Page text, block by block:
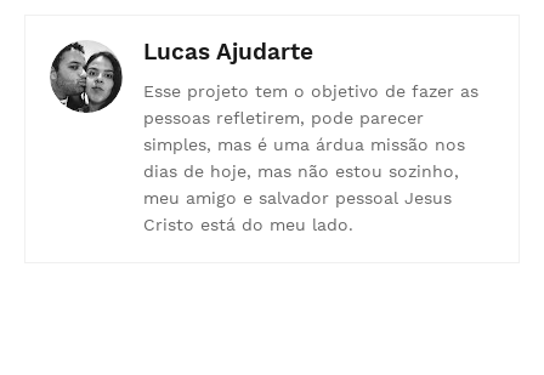
Lucas Ajudarte
Esse projeto tem o objetivo de fazer as
pessoas refletirem, pode parecer
simples, mas é uma árdua missão nos
dias de hoje, mas não estou sozinho,
meu amigo e salvador pessoal Jesus
Cristo está do meu lado.